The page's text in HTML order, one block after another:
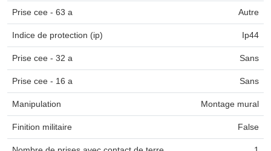
Prise cee - 63 a Autre
Indice de protection (ip) Ip44
Prise cee - 32 a Sans
Prise cee - 16 a Sans
Manipulation Montage mural
Finition militaire False